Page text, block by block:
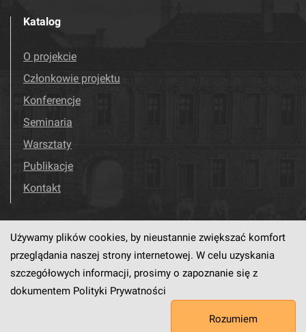
Katalog
O projekcie
Członkowie projektu
Konferencje
Seminaria
Warsztaty
Publikacje
Kontakt
Odwiedź nas! Facebook
Używamy plików cookies, by nieustannie zwiększać komfort
przeglądania naszej strony internetowej. W celu uzyskania
szczegółowych informacji, prosimy o zapoznanie się z
dokumentem Polityki Prywatności
Rozumiem